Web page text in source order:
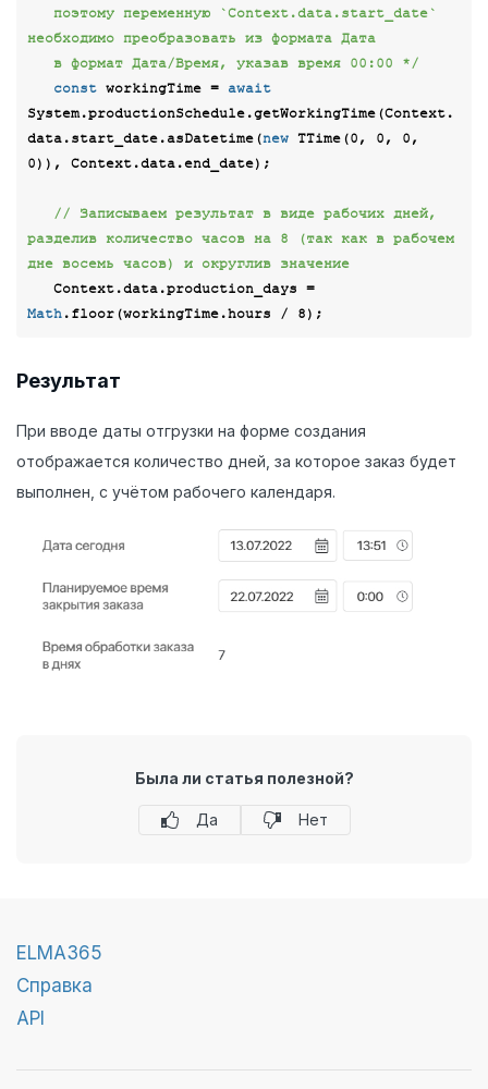
необходимо преобразовать из формата Дата
   в формат Дата/Время, указав время 00:00 */
const workingTime = await
System.productionSchedule.getWorkingTime(Context.
data.start_date.asDatetime(new TTime(0, 0, 0
0)), Context.data.end_date);
// Записываем результат в виде рабочих дней,
разделив количество часов на 8 (так как в рабочем
дне восемь часов) и округлив значение
Math.floor(workingTime.hours / 8
Результат
При вводе даты отгрузки на форме создания
отображается количество дней, за которое заказ будет
выполнен, с учётом рабочего календаря.
Была ли статья полезной?
Да Нет
ELMA365
Справка
API